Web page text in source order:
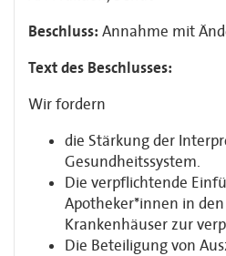
Beschluss: Annahme mit
Text des Beschlusses:
Wir fordern
die Stärkung der
Gesundheitssystem.
Die verpflichtende
Apotheker*innen in
Krankenhäuser zur
Die Beteiligung von